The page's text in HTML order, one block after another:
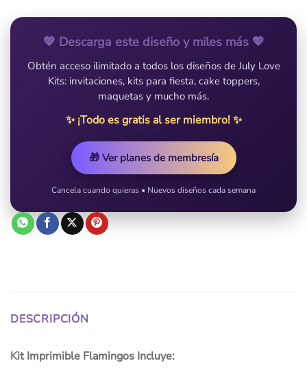
💖 Descarga este diseño y miles más 💖
Obtén acceso ilimitado a todos los diseños de July Love
Kits: invitaciones, kits para fiesta, cake toppers,
maquetas y mucho más.
✨ ¡Todo es gratis al ser miembro! ✨
🎁 Ver planes de membresía
Cancela cuando quieras • Nuevos diseños cada semana
DESCRIPCIÓN
Kit Imprimible Flamingos Incluye: